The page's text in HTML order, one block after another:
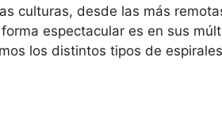
culturas, desde las más
espectacular es en sus
los distintos tipos de